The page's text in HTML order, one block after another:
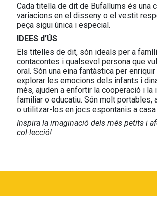
Cada titella de dit de Bufallums és una
variacions en el disseny o el vestit
peça sigui única i especial.
IDEES d’ÚS
Els titelles de dit, són ideals per a
contacontes i qualsevol persona que
oral. Són una eina fantàstica per
explorar les emocions dels infants i
més, ajuden a enfortir la cooperació i
familiar o educatiu. Són molt
o utilitzar-los en jocs espontanis a
Inspira la imaginació dels més petits i
col·lecció!